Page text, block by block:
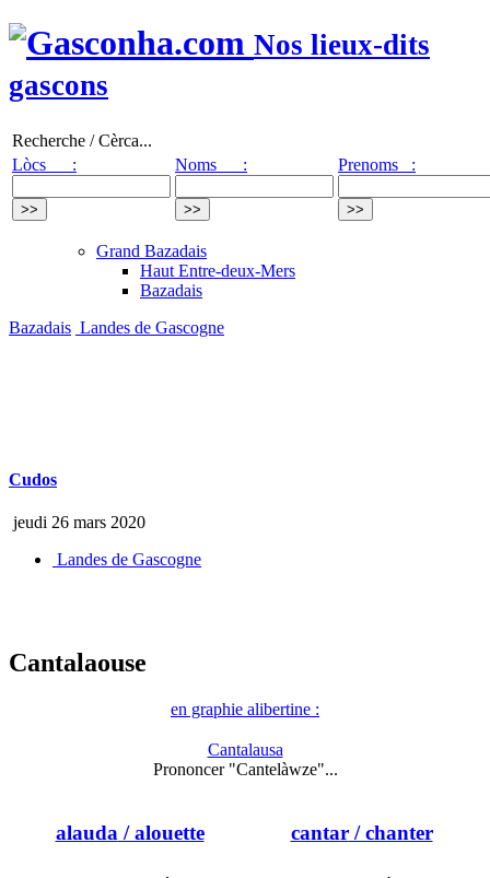
Nos lieux-dits
gascons
Recherche / Cèrca...
Lòcs :
Noms : Prenoms :
Grand Bazadais
Haut Entre-deux-Mers
Bazadais
Bazadais Landes de Gascogne
Cudos
jeudi 26 mars 2020
Landes de Gascogne
Cantalaouse
en graphie alibertine :
Cantalausa
Prononcer "Cantelàwze"...
alauda / alouette cantar/ chanter